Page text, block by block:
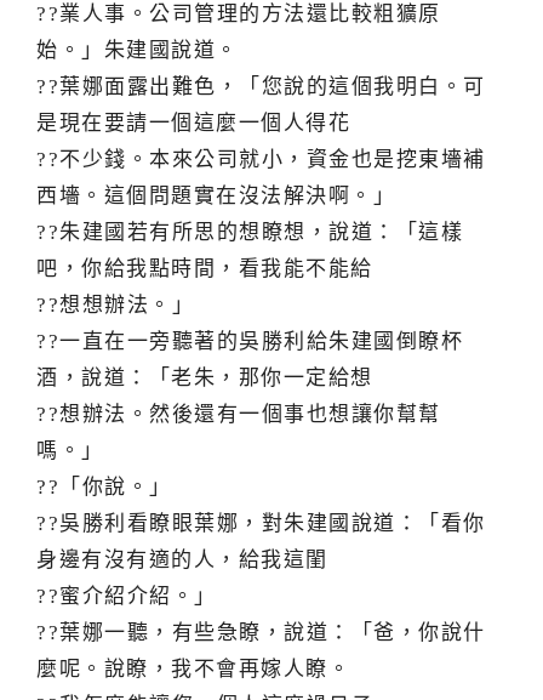
??業人事。公司管理的方法還比較粗獷原
始。」朱建國說道。
??葉娜面露出難色，「您說的這個我明白。可
是現在要請一個這麼一個人得花
??不少錢。本來公司就小，資金也是挖東墻補
西墻。這個問題實在沒法解決啊。」
??朱建國若有所思的想瞭想，說道：「這樣
吧，你給我點時間，看我能不能給
??想想辦法。」
??一直在一旁聽著的吳勝利給朱建國倒瞭杯
酒，說道：「老朱，那你一定給想
??想辦法。然後還有一個事也想讓你幫幫
嗎。」
??「你說。」
??吳勝利看瞭眼葉娜，對朱建國說道：「看你
身邊有沒有適的人，給我這閨
??蜜介紹介紹。」
??葉娜一聽，有些急瞭，說道：「爸，你說什
麼呢。說瞭，我不會再嫁人瞭。